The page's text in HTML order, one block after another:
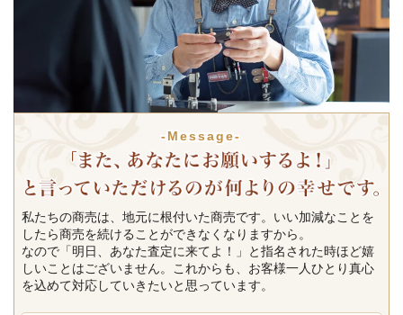
-Message-
私たちの商売は、地元に根付いた商売です。いい加減なことを
したら商売を続けることができなくなりますから。
なので「明日、あなた査定に来てよ！」と指名された時ほど嬉
しいことはございません。これからも、お客様一人ひとり真心
を込めて対応していきたいと思っています。